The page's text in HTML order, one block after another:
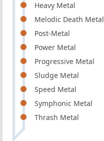
Heavy Metal
Melodic Death Metal
Post-Metal
Power Metal
Progressive Metal
Sludge Metal
Speed Metal
Symphonic Metal
Thrash Metal